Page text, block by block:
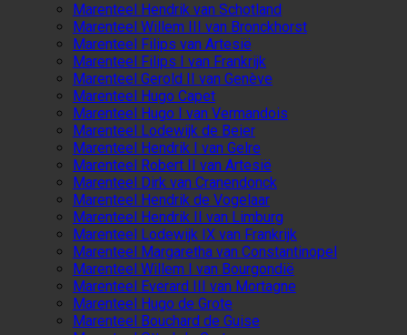
Marenteel Hendrik van Schotland
Marenteel Willem III van Bronckhorst
Marenteel Filips van Artesië
Marenteel Filips I van Frankrijk
Marenteel Gerold II van Genève
Marenteel Hugo Capet
Marenteel Hugo I van Vermandois
Marenteel Lodewijk de Beier
Marenteel Hendrik I van Gelre
Marenteel Robert II van Artesië
Marenteel Dirk van Cranendonck
Marenteel Hendrik de Vogelaar
Marenteel Hendrik II van Limburg
Marenteel Lodewijk IX van Frankrijk
Marenteel Margaretha van Constantinopel
Marenteel Willem I van Bourgondië
Marenteel Everard III van Mortagne
Marenteel Hugo de Grote
Marenteel Bouchard de Guise